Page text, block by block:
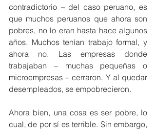
contradictorio – del caso peruano, es
que muchos peruanos que ahora son
pobres, no lo eran hasta hace algunos
años. Muchos tenían trabajo formal, y
ahora no. Las empresas donde
trabajaban – muchas pequeñas o
microempresas – cerraron. Y al quedar
desempleados, se empobrecieron.
Ahora bien, una cosa es ser pobre, lo
cual, de por sí es terrible. Sin embargo,